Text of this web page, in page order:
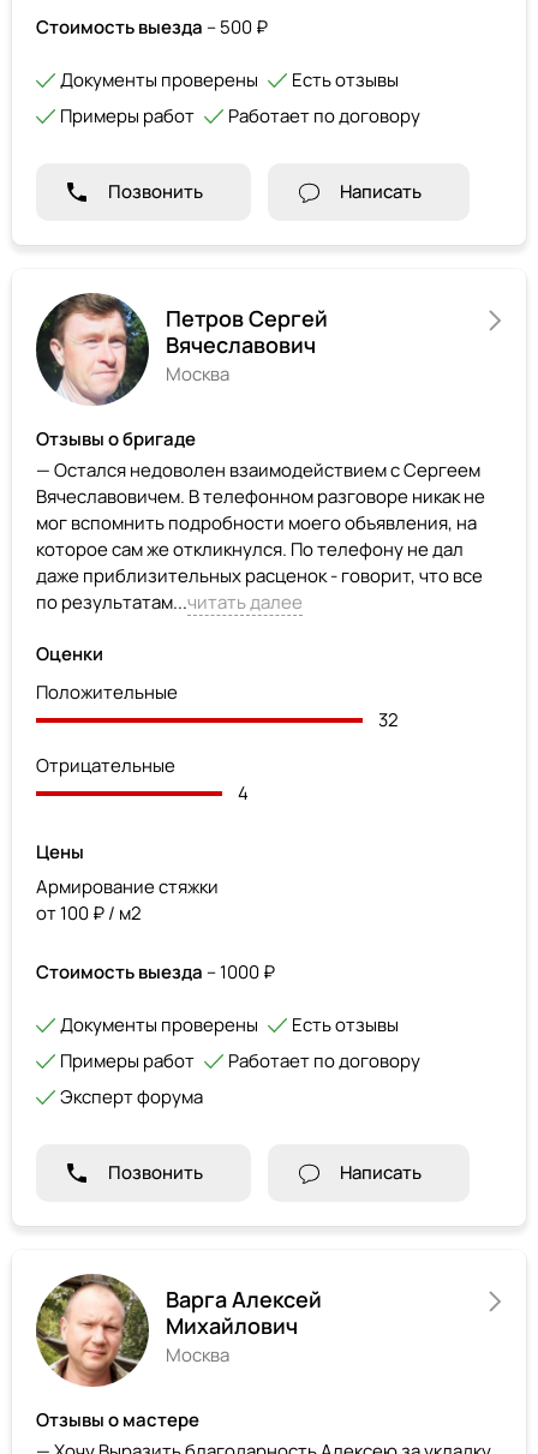
Стоимость выезда – 500 ₽
Документы проверены
Есть отзывы
Примеры работ
Работает по договору
Позвонить Написать
Петров Сергей
Вячеславович
Москва
Отзывы о бригаде
— Остался недоволен взаимодействием с Сергеем
Вячеславовичем. В телефонном разговоре никак не
мог вспомнить подробности моего объявления, на
которое сам же откликнулся. По телефону не дал
даже приблизительных расценок - говорит, что все
по результатам...читать далее
Оценки
Положительные
32
Отрицательные
4
Цены
Армирование стяжки
от 100 ₽ / м2
Стоимость выезда – 1000 ₽
Документы проверены
Есть отзывы
Примеры работ
Работает по договору
Эксперт форума
Позвонить Написать
Варга Алексей
Михайлович
Москва
Отзывы о мастере